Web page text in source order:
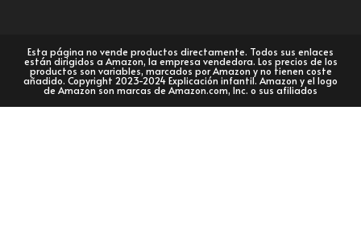
Esta página no vende productos directamente. Todos sus enlaces
están dirigidos a Amazon, la empresa vendedora. Los precios de los
productos son variables, marcados por Amazon y no tienen coste
añadido. Copyright 2023-2024 Explicación infantil. Amazon y el logo
de Amazon son marcas de Amazon.com, Inc. o sus afiliados